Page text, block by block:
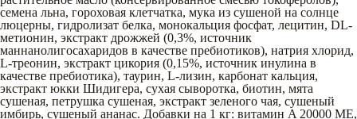
семена льна, гороховая клетчатка, мука из сушеной на солнце
люцерны, гидролизат белка, монокальция фосфат, лецитин, DL-
метионин, экстракт дрожжей (0,3%, источник
маннанолигосахаридов в качестве пребиотиков), натрия хлорид,
L-треонин, экстракт цикория (0,15%, источник инулина в
качестве пребиотика), таурин, L-лизин, карбонат кальция,
экстракт юкки Шидигера, сухая сыворотка, биотин, мята
сушеная, петрушка сушеная, экстракт зеленого чая, сушеный
имбирь, сушеный ананас. Добавки на 1 кг: витамин A 20000 МЕ,